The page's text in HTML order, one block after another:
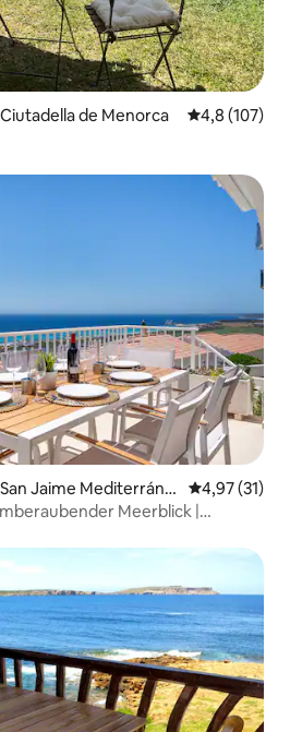
de Menorca
4,8 (107)
Jaime Mediterráne
4,97 (31)
Meerblick |